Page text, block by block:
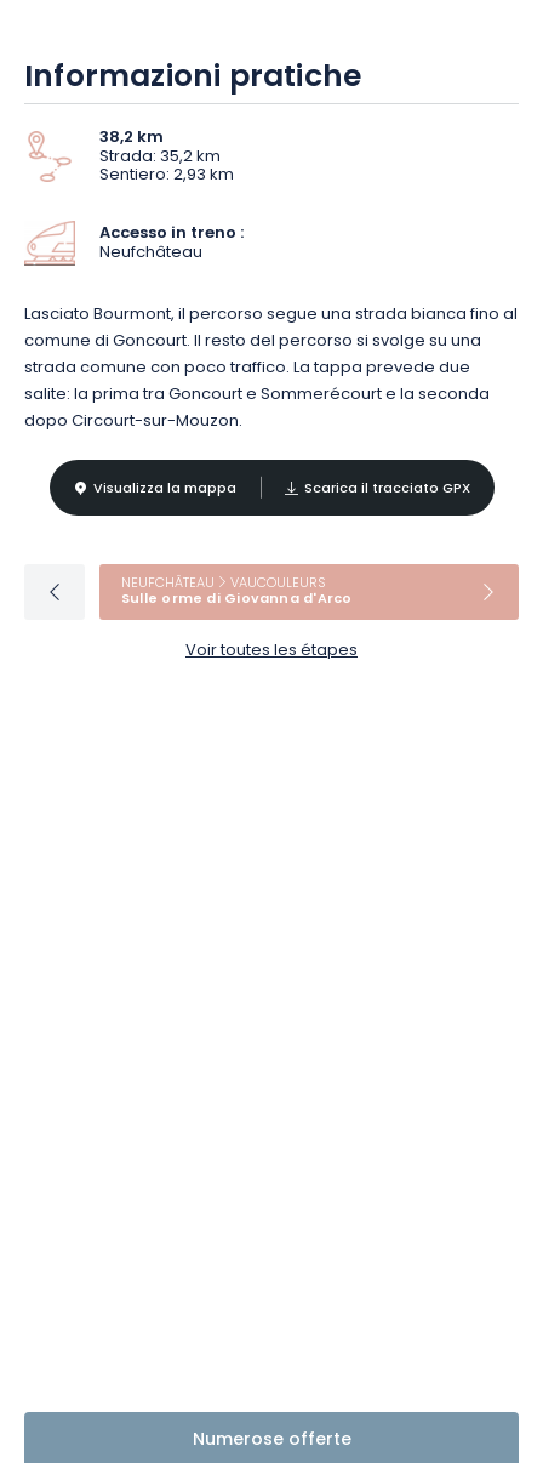
Giovanna d'Arco per la prossima tappa...
Informazioni pratiche
38,2 km
Strada: 35,2 km
Sentiero: 2,93 km
Accesso in treno :
Neufchâteau
Lasciato Bourmont, il percorso segue una strada bianca fino al
comune di Goncourt. Il resto del percorso si svolge su una
strada comune con poco traffico. La tappa prevede due
salite: la prima tra Goncourt e Sommerécourt e la seconda
dopo Circourt-sur-Mouzon.
Visualizza la mappa Scarica il tracciato GPX
NEUFCHÂTEAU VAUCOULEURS
Sulle orme di Giovanna d'Arco
Voir toutes les étapes
Numerose offerte